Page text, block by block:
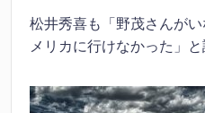
松井秀喜も「野茂さんが
メリカに行けなかった」と